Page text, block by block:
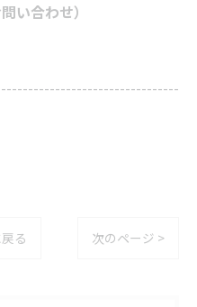
い合わせ）
る 次のページ >